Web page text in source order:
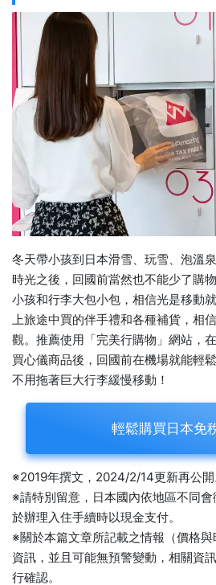
冬天帶小孩到日本滑雪、玩雪、泡溫
時光之後，回國前當然也不能少了購
小孩和行李大包小包，相信光是移動
上旅途中買的伴手禮和各種補貨，相
觀。推薦使用「完美行購物」網站，
買心儀商品後，回國前在機場就能輕
不用拖著巨大行李緩慢移動！
輕鬆購買日本免
※2019年撰文，2024/2/14更新再公開
※請特別留意，日本國內依地區不同
於辦理入住手續時以現金支付。
※關於本篇文章所記載之情報（價格
資訊，並且可能無預警變動，相關資
行確認。